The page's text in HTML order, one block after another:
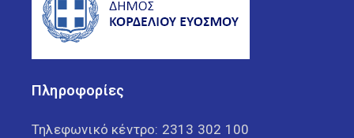
Πληροφορίες
Τηλεφωνικό κέντρο: 2313 302 100